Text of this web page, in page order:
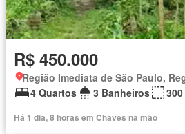
R$ 450.000
4 Quartos
3 Banheiros 300
Há 1 dia, 8 horas em Chaves na mão